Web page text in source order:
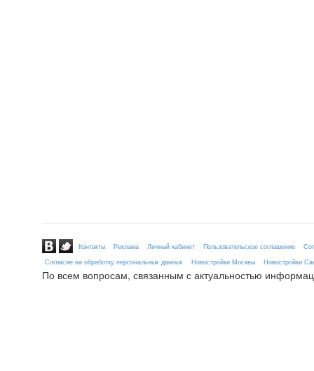
Контакты Реклама Личный кабинет Пользовательское соглашение
Согласие на обработку персональных данных
Новостройки Москвы Новостройки
По всем вопросам, связанным с актуальностью